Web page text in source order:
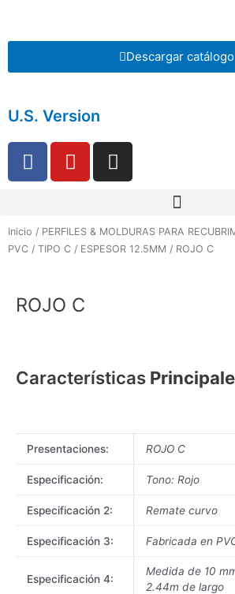
contenido
Descargar catálogo
U.S. Version
F
a
b
o
Y
o
u
b
I
n
a
g
Menu
Inicio / PERFILES & MOLDURAS PARA
PVC / TIPO C / ESPESOR 12.5MM / ROJO C
ROJO C
Características
Presentaciones: ROJO C
Especificación: Tono: Rojo
Especificación 2: Remate curvo
Especificación 3: Fabricada en
Especificación 4:
Medida de 10
2.44m de largo